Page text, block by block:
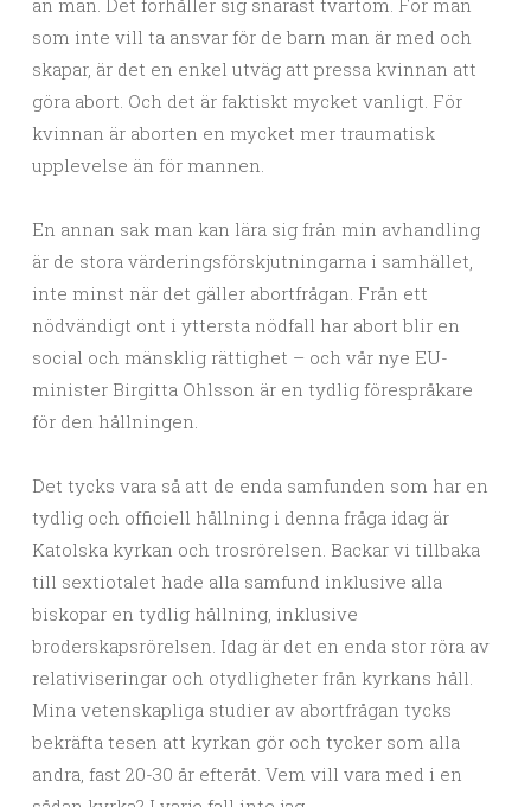
än män. Det förhåller sig snarast tvärtom. För män
som inte vill ta ansvar för de barn man är med och
skapar, är det en enkel utväg att pressa kvinnan att
göra abort. Och det är faktiskt mycket vanligt. För
kvinnan är aborten en mycket mer traumatisk
upplevelse än för mannen.
En annan sak man kan lära sig från min avhandling
är de stora värderingsförskjutningarna i samhället,
inte minst när det gäller abortfrågan. Från ett
nödvändigt ont i yttersta nödfall har abort blir en
social och mänsklig rättighet – och vår nye EU-
minister Birgitta Ohlsson är en tydlig förespråkare
för den hållningen.
Det tycks vara så att de enda samfunden som har en
tydlig och officiell hållning i denna fråga idag är
Katolska kyrkan och trosrörelsen. Backar vi tillbaka
till sextiotalet hade alla samfund inklusive alla
biskopar en tydlig hållning, inklusive
broderskapsrörelsen. Idag är det en enda stor röra av
relativiseringar och otydligheter från kyrkans håll.
Mina vetenskapliga studier av abortfrågan tycks
bekräfta tesen att kyrkan gör och tycker som alla
andra, fast 20-30 år efteråt. Vem vill vara med i en